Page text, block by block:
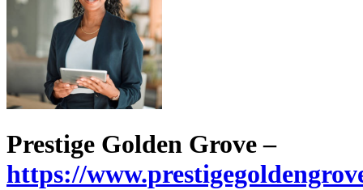
Prestige Golden Grove –
https://